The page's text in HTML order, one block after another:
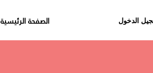
الصفحة الرئيسية الدخول